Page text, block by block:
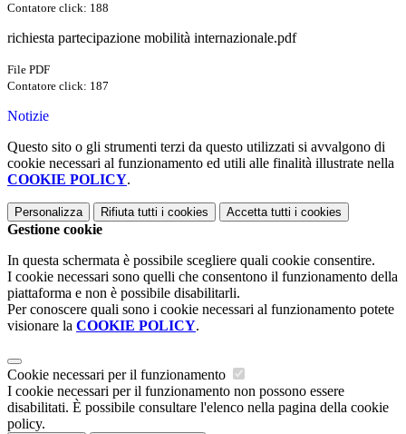
Contatore click: 188
richiesta partecipazione mobilità internazionale.pdf
File PDF
Contatore click: 187
Notizie
Questo sito o gli strumenti terzi da questo utilizzati si avvalgono di
cookie necessari al funzionamento ed utili alle finalità illustrate nella
COOKIE POLICY.
Personalizza Rifiuta tutti i cookies Accetta tutti i cookies
Gestione cookie
In questa schermata è possibile scegliere quali cookie consentire.
I cookie necessari sono quelli che consentono il funzionamento della
piattaforma e non è possibile disabilitarli.
Per conoscere quali sono i cookie necessari al funzionamento potete
visionare la COOKIE POLICY.
Cookie necessari per il funzionamento
I cookie necessari per il funzionamento non possono essere
disabilitati. È possibile consultare l'elenco nella pagina della cookie
policy.